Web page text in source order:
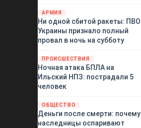
Ростовской, Рязанской,
Самарской, Саратовской,
Тамбовской, Тульской
областей, Краснодарского
края, Республики Крым и над
акваторией Азовского моря.
АРМИЯ
Ни одной сбитой ракеты: ПВО
Украины признало полный
провал в ночь на субботу
ПРОИСШЕСТВИЯ
Ночная атака БПЛА на
Ильский НПЗ: пострадали 5
человек
ОБЩЕСТВО
Деньги после смерти: почему
наследницы оспаривают